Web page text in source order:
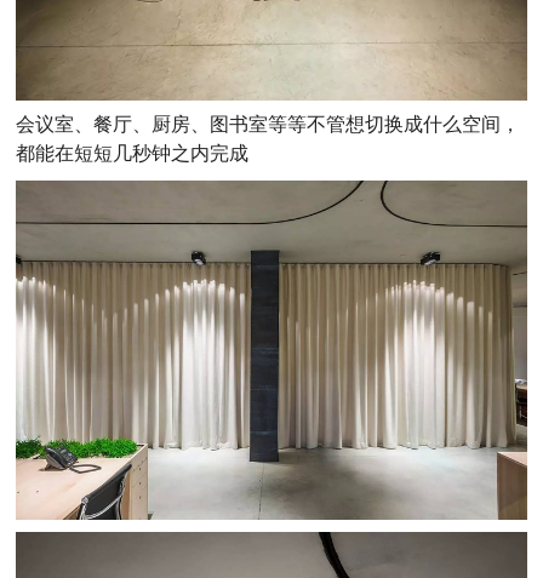
会议室、餐厅、厨房、图书室等等不管想切换成什么空间，
都能在短短几秒钟之内完成